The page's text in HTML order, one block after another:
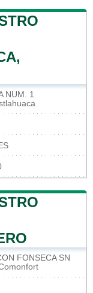
NUM. 1
FONSECA SN